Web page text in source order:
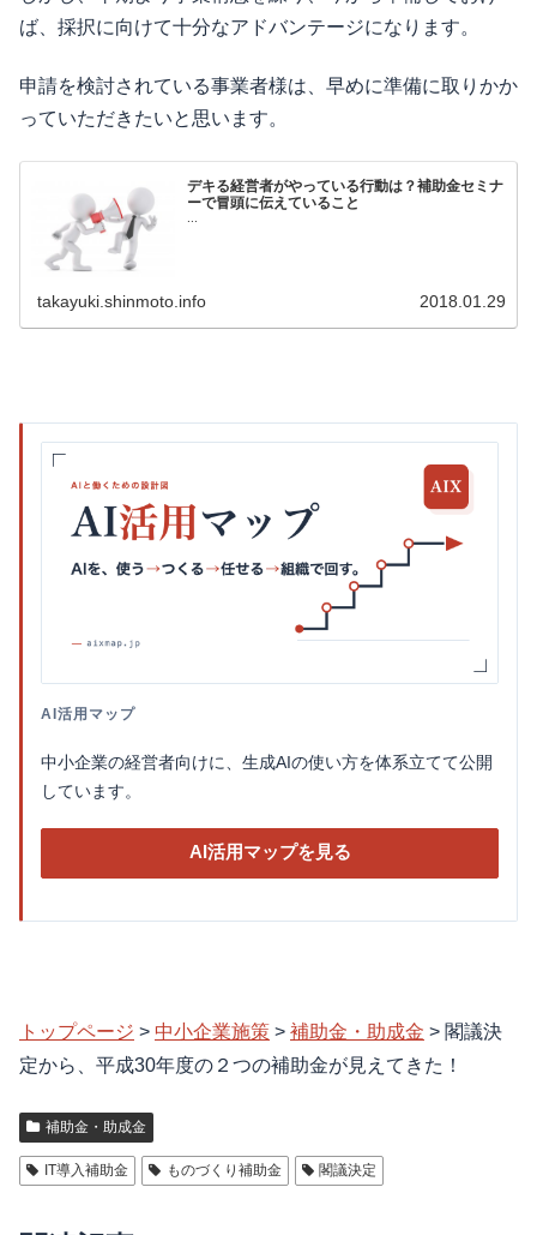
ば、採択に向けて十分なアドバンテージになります。
申請を検討されている事業者様は、早めに準備に取りかか
っていただきたいと思います。
デキる経営者がやっている行動は？補助金セミナ
ーで冒頭に伝えていること
takayuki.shinmoto.info 2018.01.29
AI活用マップ
中小企業の経営者向けに、生成AIの使い方を体系立てて公開
しています。
AI活用マップを見る
トップページ > 中小企業施策 > 補助金・助成金 > 閣議決
定から、平成30年度の２つの補助金が見えてきた！
補助金・助成金
IT導入補助金 ものづくり補助金 閣議決定